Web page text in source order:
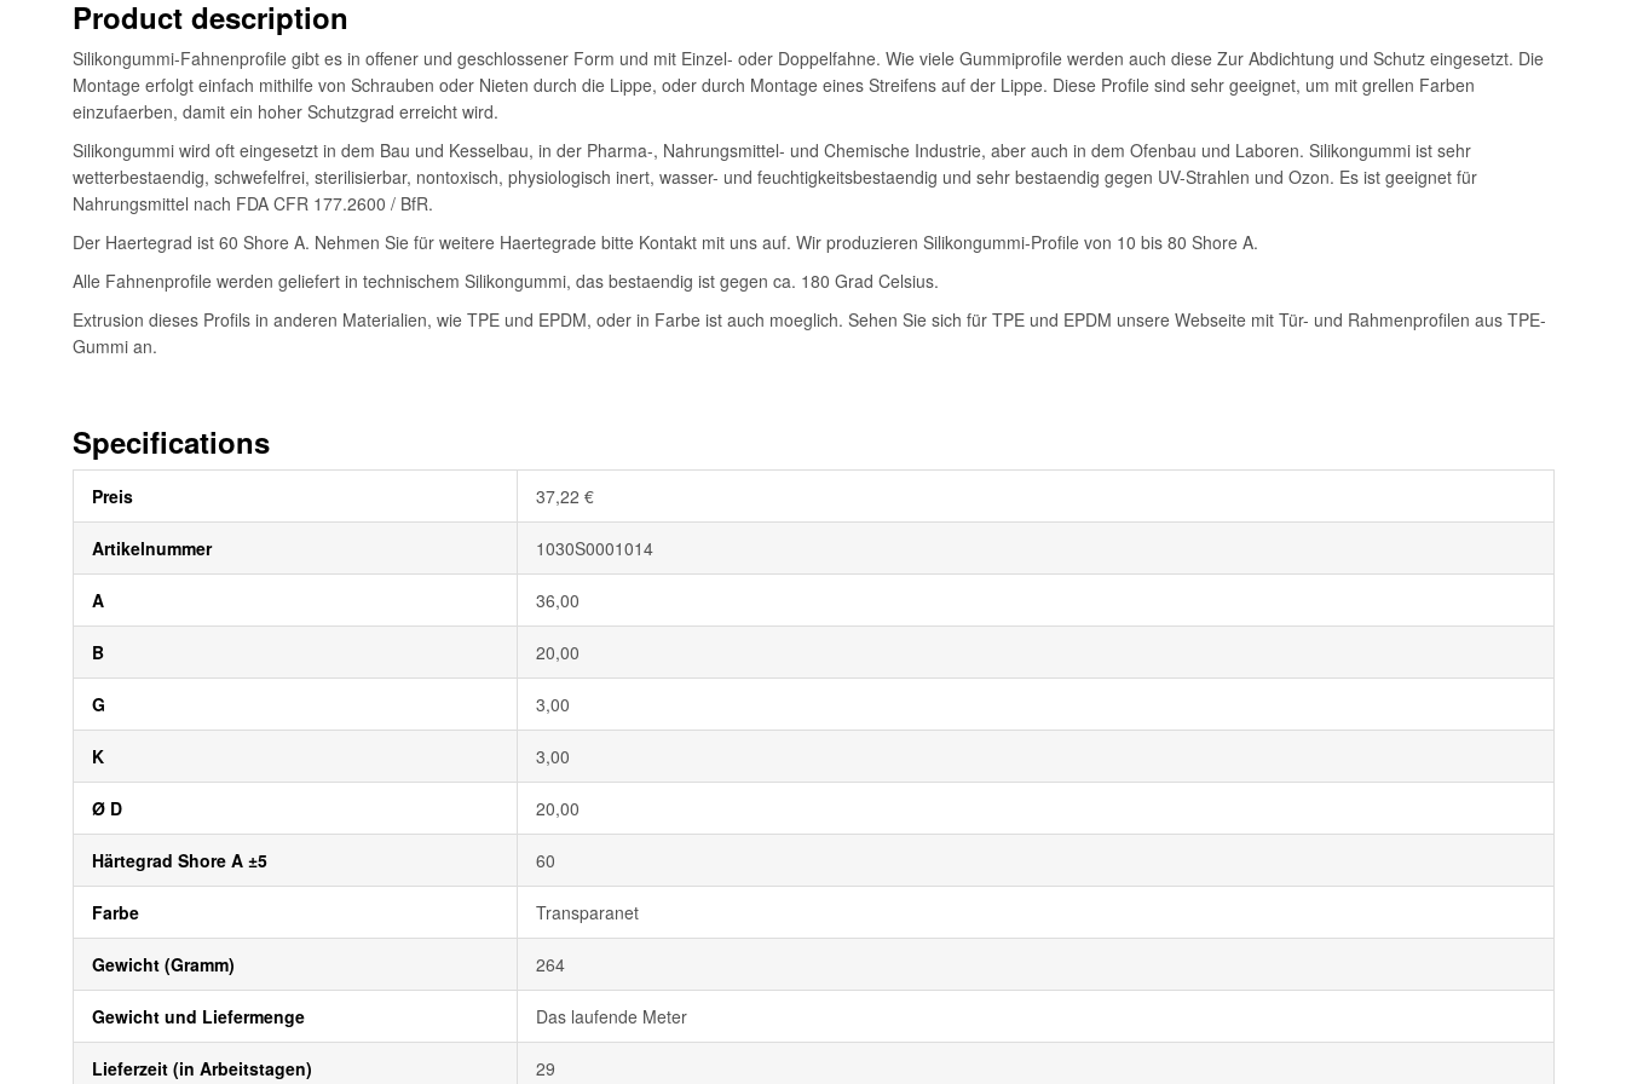
Product description
Silikongummi-Fahnenprofile gibt es in offener und geschlossener Form und mit Einzel- oder Doppelfahne. Wie viele Gummiprofile werden auch diese Zur Abdichtung und Schutz eingesetzt. Die
Montage erfolgt einfach mithilfe von Schrauben oder Nieten durch die Lippe, oder durch Montage eines Streifens auf der Lippe. Diese Profile sind sehr geeignet, um mit grellen Farben
einzufaerben, damit ein hoher Schutzgrad erreicht wird.
Silikongummi wird oft eingesetzt in dem Bau und Kesselbau, in der Pharma-, Nahrungsmittel- und Chemische Industrie, aber auch in dem Ofenbau und Laboren. Silikongummi ist sehr
wetterbestaendig, schwefelfrei, sterilisierbar, nontoxisch, physiologisch inert, wasser- und feuchtigkeitsbestaendig und sehr bestaendig gegen UV-Strahlen und Ozon. Es ist geeignet für
Nahrungsmittel nach FDA CFR 177.2600 / BfR.
Der Haertegrad ist 60 Shore A. Nehmen Sie für weitere Haertegrade bitte Kontakt mit uns auf. Wir produzieren Silikongummi-Profile von 10 bis 80 Shore A.
Alle Fahnenprofile werden geliefert in technischem Silikongummi, das bestaendig ist gegen ca. 180 Grad Celsius.
Extrusion dieses Profils in anderen Materialien, wie TPE und EPDM, oder in Farbe ist auch moeglich. Sehen Sie sich für TPE und EPDM unsere Webseite mit Tür- und Rahmenprofilen aus TPE-
Gummi an.
Specifications
Informationen
Preis 37,22 €
Artikelnummer 1030S0001014
A 36,00
B 20,00
G 3,00
K 3,00
Ø D 20,00
Härtegrad Shore A ±5 60
Farbe Transparanet
Gewicht (Gramm) 264
Gewicht und Liefermenge Das laufende Meter
Lieferzeit (in Arbeitstagen) 29